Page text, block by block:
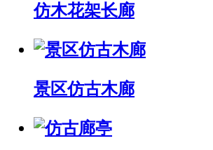
仿木花架长廊
景区仿古木廊